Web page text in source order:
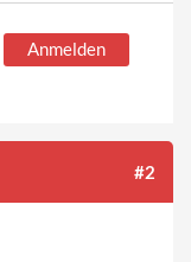
Anmelden
#2